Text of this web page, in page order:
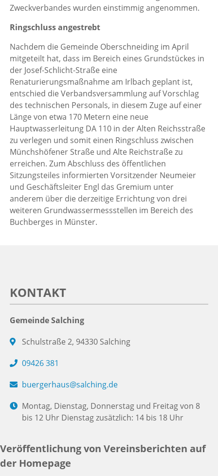
Zweckverbandes wurden einstimmig angenommen.
Ringschluss angestrebt
Nachdem die Gemeinde Oberschneiding im April
mitgeteilt hat, dass im Bereich eines Grundstückes in
der Josef-Schlicht-Straße eine
Renaturierungsmaßnahme am Irlbach geplant ist,
entschied die Verbandsversammlung auf Vorschlag
des technischen Personals, in diesem Zuge auf einer
Länge von etwa 170 Metern eine neue
Hauptwasserleitung DA 110 in der Alten Reichsstraße
zu verlegen und somit einen Ringschluss zwischen
Münchshöfener Straße und Alte Reichstraße zu
erreichen. Zum Abschluss des öffentlichen
Sitzungsteiles informierten Vorsitzender Neumeier
und Geschäftsleiter Engl das Gremium unter
anderem über die derzeitige Errichtung von drei
weiteren Grundwassermessstellen im Bereich des
Buchberges in Münster.
KONTAKT
Gemeinde Salching
Schulstraße 2, 94330 Salching
09426 381
buergerhaus@salching.de
Montag, Dienstag, Donnerstag und Freitag von 8
bis 12 Uhr Dienstag zusätzlich: 14 bis 18 Uhr
Veröffentlichung von Vereinsberichten auf
der Homepage